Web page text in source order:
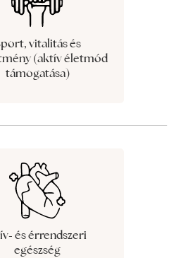
vitalitás és
(aktív életmód
támogatása)
és érrendszeri
egészség